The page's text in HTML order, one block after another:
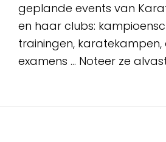
geplande events van
en haar clubs:
trainingen, karatekampen,
examens … Noteer ze